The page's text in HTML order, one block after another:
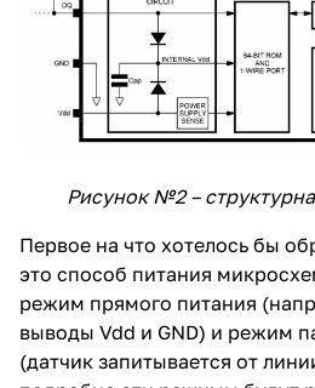
Рисунок №2 –
Первое на что хотелось бы
это способ питания
режим прямого питания
выводы Vdd и GND) и режим
(датчик запитывается от